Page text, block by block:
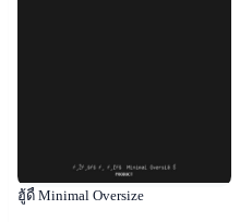
ฮู้ดี้ Minimal Oversize